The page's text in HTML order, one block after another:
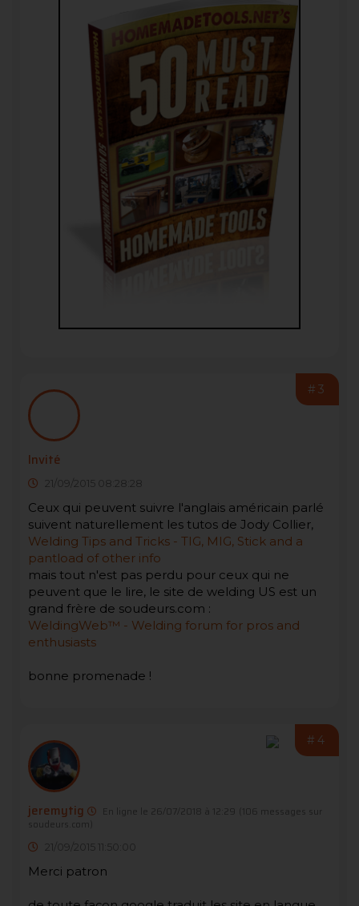
#3
Invité
21/09/2015 08:28:28
Ceux qui peuvent suivre l'anglais américain parlé
suivent naturellement les tutos de Jody Collier,
Welding Tips and Tricks - TIG, MIG, Stick and a
pantload of other info
mais tout n'est pas perdu pour ceux qui ne
peuvent que le lire, le site de welding US est un
grand frère de soudeurs.com :
WeldingWeb™ - Welding forum for pros and
enthusiasts
bonne promenade !
#4
jeremytig En ligne le 26/07/2018 à 12:29
(106 messages sur
soudeurs.com)
21/09/2015 11:50:00
Merci patron